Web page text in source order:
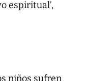
espiritual’,
niños sufren